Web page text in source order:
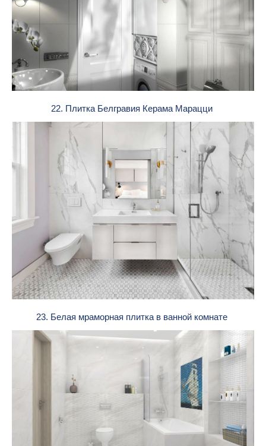
22. Плитка Белгравия Керама Марацци
23. Белая мраморная плитка в ванной комнате